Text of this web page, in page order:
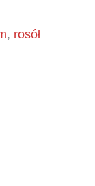
, rosół